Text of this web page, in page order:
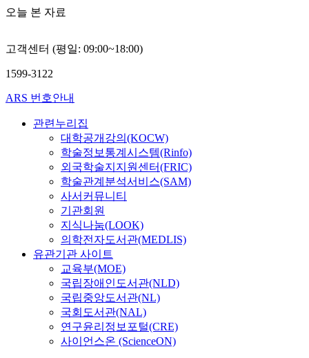
오늘 본 자료
고객센터 (평일: 09:00~18:00)
1599-3122
ARS 번호안내
관련누리집
대학공개강의(KOCW)
학술정보통계시스템(Rinfo)
외국학술지지원센터(FRIC)
학술관계분석서비스(SAM)
사서커뮤니티
기관회원
지식나눔(LOOK)
의학전자도서관(MEDLIS)
유관기관 사이트
교육부(MOE)
국립장애인도서관(NLD)
국립중앙도서관(NL)
국회도서관(NAL)
연구윤리정보포털(CRE)
사이언스온 (ScienceON)